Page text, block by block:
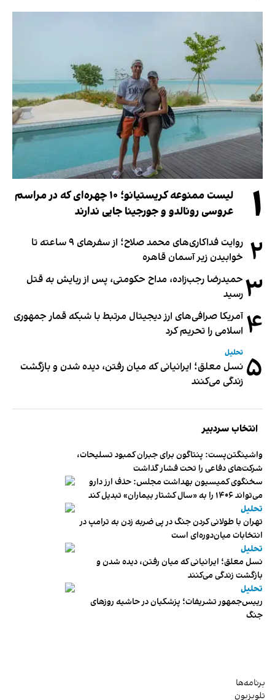
۱
لیست ممنوعه کریستیانو؛ ۱۰ چهره‌ای که در مراسم
عروسی رونالدو و جورجینا جایی ندارند
۲
روایت فداکاری‌های محمد صلاح؛ از سفرهای ۹ ساعته تا
خوابیدن زیر آسمان قاهره
۳ حمیدرضا رجب‌زاده، مداح حکومتی، پس از ربایش به قتل
رسید
۴ آمریکا صرافی‌های ارز دیجیتال مرتبط با شبکه قمار جمهوری
اسلامی را تحریم کرد
۵ تحلیل
نسل معلق؛ ایرانیانی که میان رفتن، دیده شدن و بازگشت
زندگی می‌کنند
انتخاب سردبیر
واشینگتن‌پست: پنتاگون برای جبران کمبود تسلیحات،
شرکت‌های دفاعی را تحت فشار گذاشت
سخنگوی کمیسیون بهداشت مجلس: حذف ارز دارو
می‌تواند ۱۴۰۶ را به «سال کشتار بیماران» تبدیل کند
تحلیل
تهران با طولانی کردن جنگ در پی ضربه زدن به ترامپ در
انتخابات میان‌دوره‌ای است
تحلیل
نسل معلق؛ ایرانیانی که میان رفتن، دیده شدن و
بازگشت زندگی می‌کنند
تحلیل
رییس‌جمهور تشریفات؛ پزشکیان در حاشیه روزهای
جنگ
برنامه‌ها
تلویزیون